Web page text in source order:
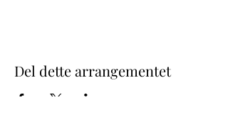
Del dette arrangementet